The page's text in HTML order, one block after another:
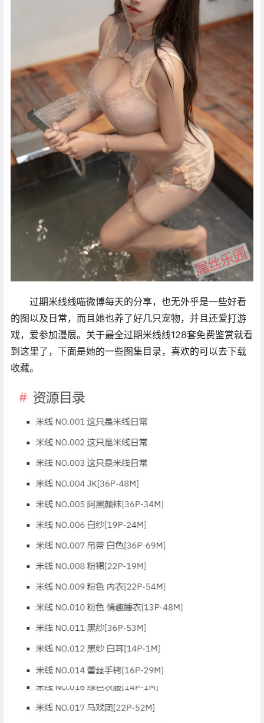
过期米线线喵微博每天的分享，也无外乎是一些好看
的图以及日常，而且她也养了好几只宠物，并且还爱打游
戏，爱参加漫展。关于最全过期米线线128套免费鉴赏就看
到这里了，下面是她的一些图集目录，喜欢的可以去下载
收藏。